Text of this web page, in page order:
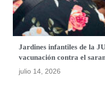
Jardines infantiles de la
vacunación contra el
julio 14, 2026